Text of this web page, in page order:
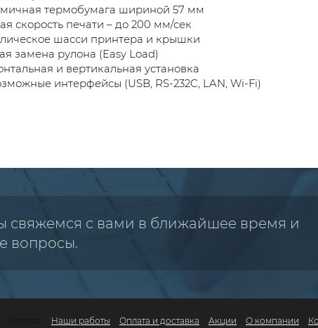
термобумага шириной 57 мм
скорость печати – до 200 мм/сек
шасси принтера и крышки
замена рулона (Easy Load)
и вертикальная установка
интерфейсы (USB, RS-232C, LAN, Wi-Fi)
свяжемся с вами в ближайшее время и
вопросы.
Наши работы Оплата и доставка Акции О компании